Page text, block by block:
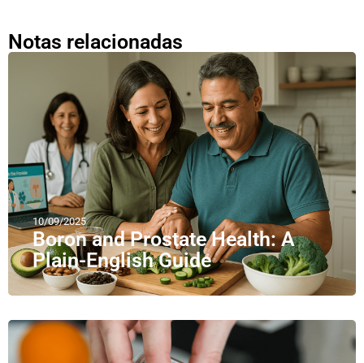
Notas relacionadas
10/09/2025
Boron and Prostate Health: A
Plain-English Guide